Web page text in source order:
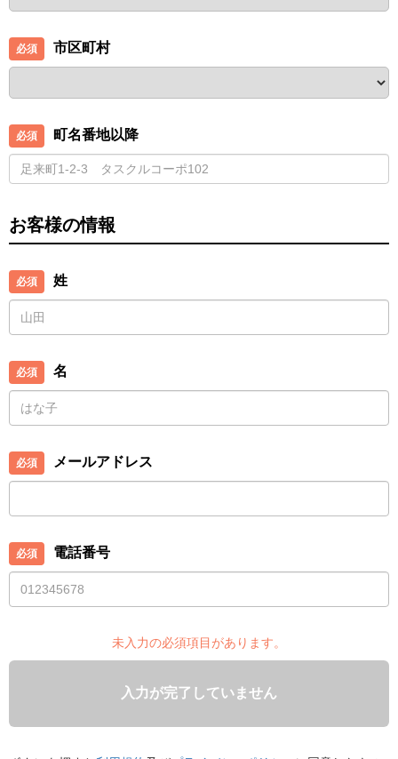
市区町村
町名番地以降
お客様の情報
姓
名
メールアドレス
電話番号
未入力の必須項目があります。